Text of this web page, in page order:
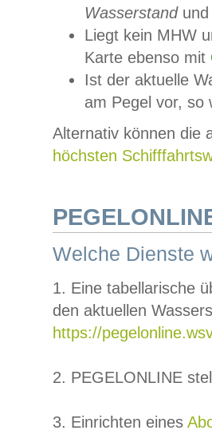
Wasserstandund
Liegt kein MHW
Karte ebenso mit
Ist der aktuelle
am Pegel vor,
Alternativ können die
höchsten
Welche Dienste
1. Eine tabellarische
den aktuellen
https://
2. PEGELONLINE
3. Einrichten eines